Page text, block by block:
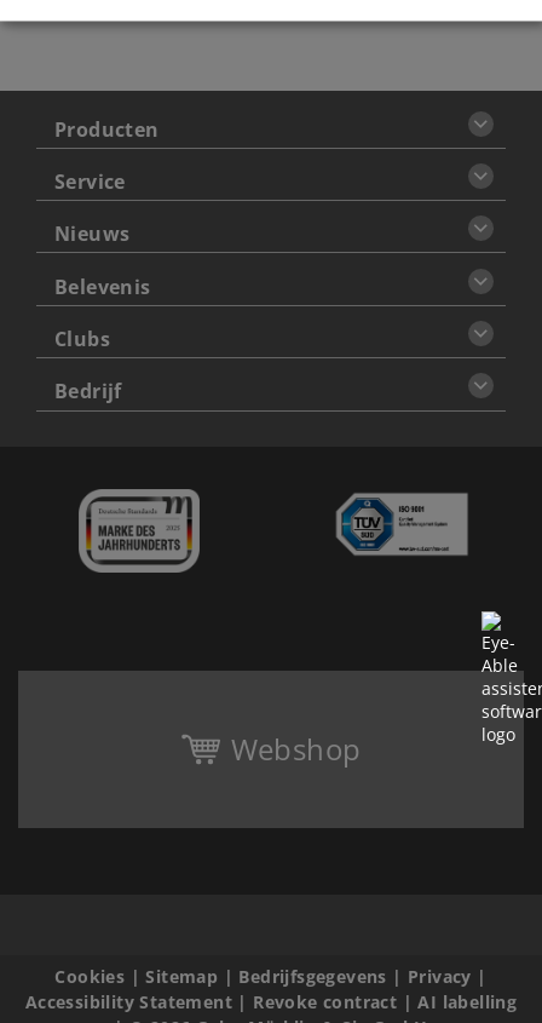
Producten
Service
Nieuws
Belevenis
Clubs
Bedrijf
Webshop
Cookies |Sitemap | Bedrijfsgegevens | Privacy |
Accessibility Statement| Revoke contract |AI labelling